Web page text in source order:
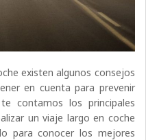
existen algunos consejos
en cuenta para prevenir
contamos los principales
un viaje largo en coche
para conocer los mejores